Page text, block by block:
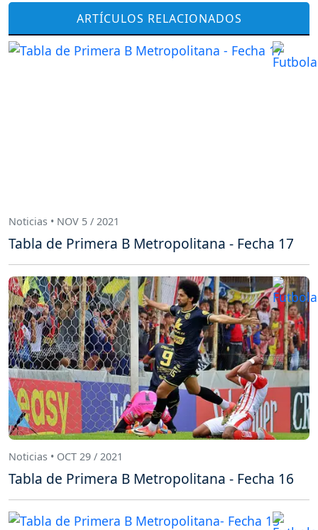
ARTÍCULOS RELACIONADOS
Noticias • NOV 5 / 2021
Tabla de Primera B Metropolitana - Fecha 17
Noticias • OCT 29 / 2021
Tabla de Primera B Metropolitana - Fecha 16